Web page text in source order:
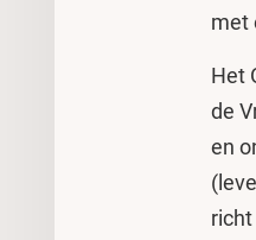
met
Het
de
en